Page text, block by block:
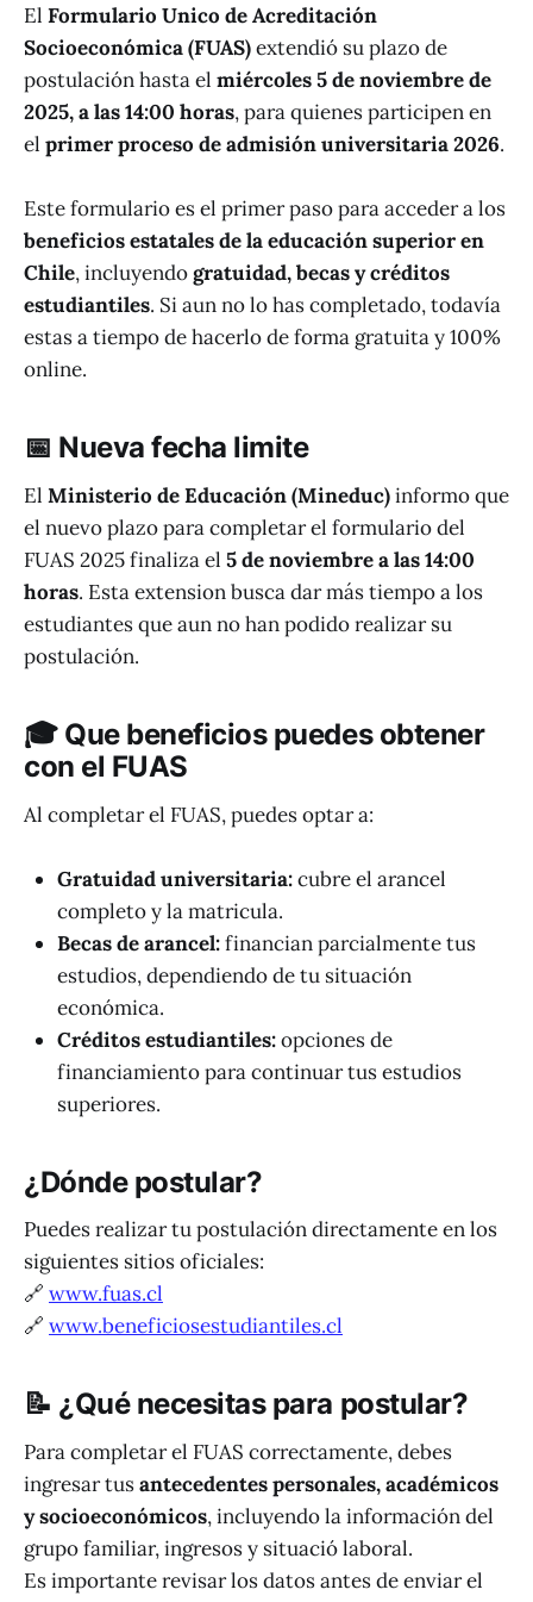
El Formulario Unico de Acreditación
Socioeconómica (FUAS)extendió su plazo de
postulación hasta el miércoles 5 de noviembre de
2025, a las 14:00 horas, para quienes participen en
el primer proceso de admisión universitaria 2026.
Este formulario es el primer paso para acceder a los
beneficios estatales de la educación superior en
Chile, incluyendogratuidad, becas y créditos
estudiantiles. Si aun no lo has completado, todavía
estas a tiempo de hacerlo de forma gratuita y 100%
online.
📅 Nueva fecha limite
El Ministerio de Educación (Mineduc)informo que
el nuevo plazo para completar el formulario del
FUAS 2025 finaliza el 5 de noviembre a las 14:00
horas. Esta extension busca dar más tiempo a los
estudiantes que aun no han podido realizar su
postulación.
🎓 Que beneficios puedes obtener
con el FUAS
Al completar el FUAS, puedes optar a:
Gratuidad universitaria:cubre el arancel
completo y la matricula.
Becas de arancel:financian parcialmente tus
estudios, dependiendo de tu situación
económica.
Créditos estudiantiles:opciones de
financiamiento para continuar tus estudios
superiores.
¿Dónde postular?
Puedes realizar tu postulación directamente en los
siguientes sitios oficiales:
🔗 www.fuas.cl
🔗 www.beneficiosestudiantiles.cl
📝 ¿Qué necesitas para postular?
Para completar el FUAS correctamente, debes
ingresar tusantecedentes personales, académicos
y socioeconómicos, incluyendo la información del
grupo familiar, ingresos y situació laboral.
Es importante revisar los datos antes de enviar el